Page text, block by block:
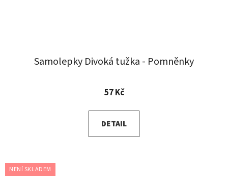
Samolepky Divoká tužka - Pomněnky
57 Kč
DETAIL
NENÍ SKLADEM